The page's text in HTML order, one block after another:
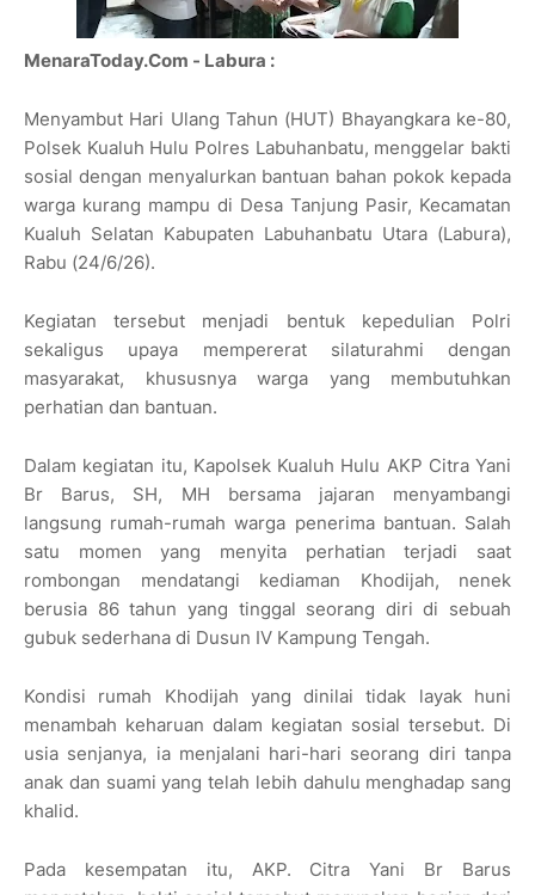
MenaraToday.Com - Labura :
Menyambut Hari Ulang Tahun (HUT) Bhayangkara ke-80,
Polsek Kualuh Hulu Polres Labuhanbatu, menggelar bakti
sosial dengan menyalurkan bantuan bahan pokok kepada
warga kurang mampu di Desa Tanjung Pasir, Kecamatan
Kualuh Selatan Kabupaten Labuhanbatu Utara (Labura),
Rabu (24/6/26).
Kegiatan tersebut menjadi bentuk kepedulian Polri
sekaligus upaya mempererat silaturahmi dengan
masyarakat, khususnya warga yang membutuhkan
perhatian dan bantuan.
Dalam kegiatan itu, Kapolsek Kualuh Hulu AKP Citra Yani
Br Barus, SH, MH bersama jajaran menyambangi
langsung rumah-rumah warga penerima bantuan. Salah
satu momen yang menyita perhatian terjadi saat
rombongan mendatangi kediaman Khodijah, nenek
berusia 86 tahun yang tinggal seorang diri di sebuah
gubuk sederhana di Dusun IV Kampung Tengah.
Kondisi rumah Khodijah yang dinilai tidak layak huni
menambah keharuan dalam kegiatan sosial tersebut. Di
usia senjanya, ia menjalani hari-hari seorang diri tanpa
anak dan suami yang telah lebih dahulu menghadap sang
khalid.
Pada kesempatan itu, AKP. Citra Yani Br Barus